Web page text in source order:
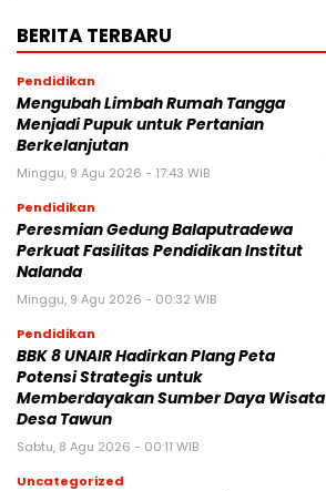
BERITA TERBARU
Pendidikan
Mengubah Limbah Rumah Tangga
Menjadi Pupuk untuk Pertanian
Berkelanjutan
Minggu, 9 Agu 2026 - 17:43 WIB
Pendidikan
Peresmian Gedung Balaputradewa
Perkuat Fasilitas Pendidikan Institut
Nalanda
Minggu, 9 Agu 2026 - 00:32 WIB
Pendidikan
BBK 8 UNAIR Hadirkan Plang Peta
Potensi Strategis untuk
Memberdayakan Sumber Daya Wisata
Desa Tawun
Sabtu, 8 Agu 2026 - 00:11 WIB
Uncategorized